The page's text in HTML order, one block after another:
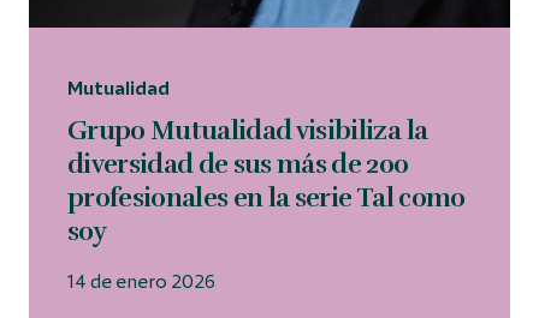
Mutualidad
Grupo Mutualidad visibiliza la
diversidad de sus más de 200
profesionales en la serie Tal como
soy
14 de enero 2026